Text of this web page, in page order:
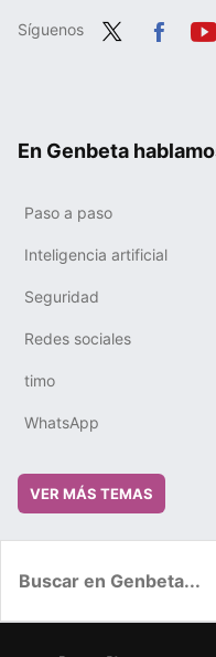
Síguenos
En Genbeta
Paso a paso
Inteligencia artificial
Seguridad
Redes sociales
timo
WhatsApp
VER MÁS TEMAS